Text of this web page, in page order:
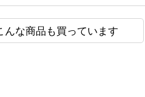
んな商品も買っています